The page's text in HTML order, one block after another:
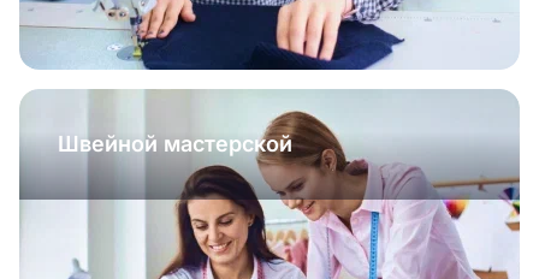
Швейной мастерской